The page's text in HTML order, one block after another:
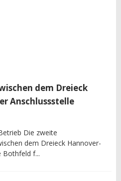
dem Dreieck
Anschlussstelle
Die zweite
dem Dreieck Hannover-
Bothfeld f...